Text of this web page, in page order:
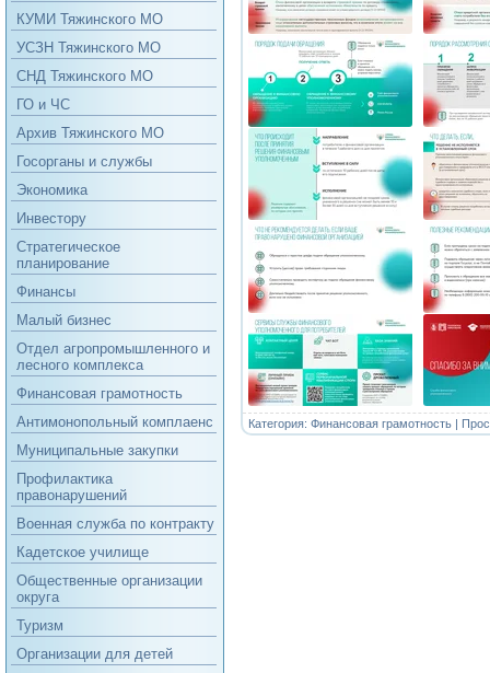
КУМИ Тяжинского МО
УСЗН Тяжинского МО
СНД Тяжинского МО
ГО и ЧС
Архив Тяжинского МО
Госорганы и службы
Экономика
Инвестору
Стратегическое
планирование
Финансы
Малый бизнес
Отдел агропромышленного и
лесного комплекса
Финансовая грамотность
Антимонопольный комплаенс
Муниципальные закупки
Профилактика
правонарушений
Военная служба по контракту
Кадетское училище
Общественные организации
округа
Туризм
Организации для детей
Категория: Финансовая грамотность |